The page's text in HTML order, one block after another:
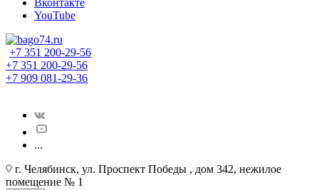
Вконтакте
YouTube
+7 351 200-29-56
+7 351 200-29-56
+7 909 081-29-36
...
г. Челябинск, ул. Проспект Победы , дом 342, нежилое
помещение № 1